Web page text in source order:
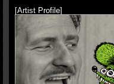
[Artist Profile]